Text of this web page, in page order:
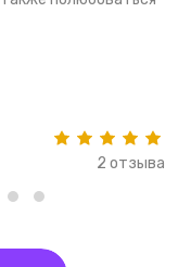
2 отзыва